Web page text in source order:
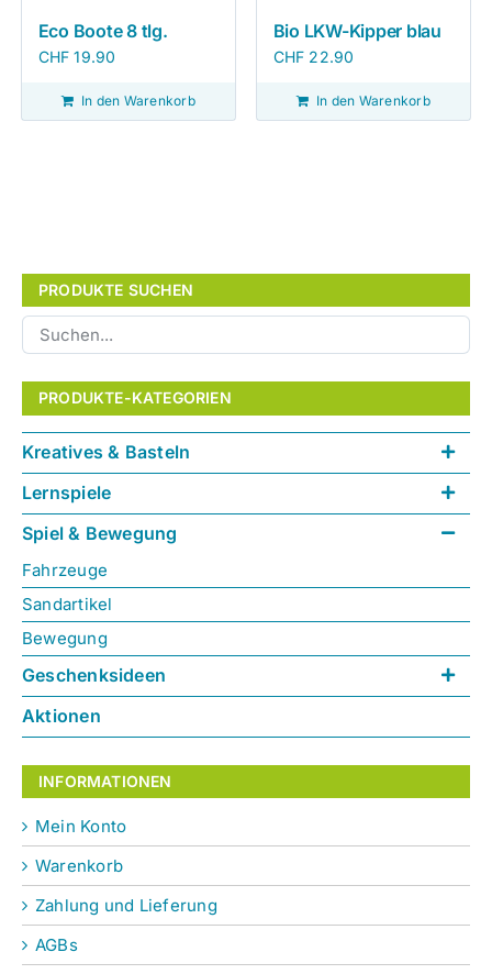
Eco Boote 8 tlg.
CHF 19.90
In den Warenkorb
Bio LKW-Kipper blau
CHF 22.90
In den Warenkorb
PRODUKTE SUCHEN
PRODUKTE-KATEGORIEN
Kreatives & Basteln
Lernspiele
Spiel & Bewegung
Fahrzeuge
Sandartikel
Bewegung
Geschenksideen
Aktionen
INFORMATIONEN
Mein Konto
Warenkorb
Zahlung und Lieferung
AGBs